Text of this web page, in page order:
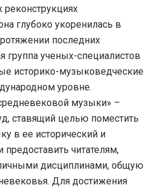
реконструкциях
глубоко укоренилась в
последних
группа ученых-специалистов
историко-музыковедческие
уровне.
музыки» –
ставящий целью поместить
в ее исторический и
предоставить читателям,
дисциплинами, общую
Для достижения